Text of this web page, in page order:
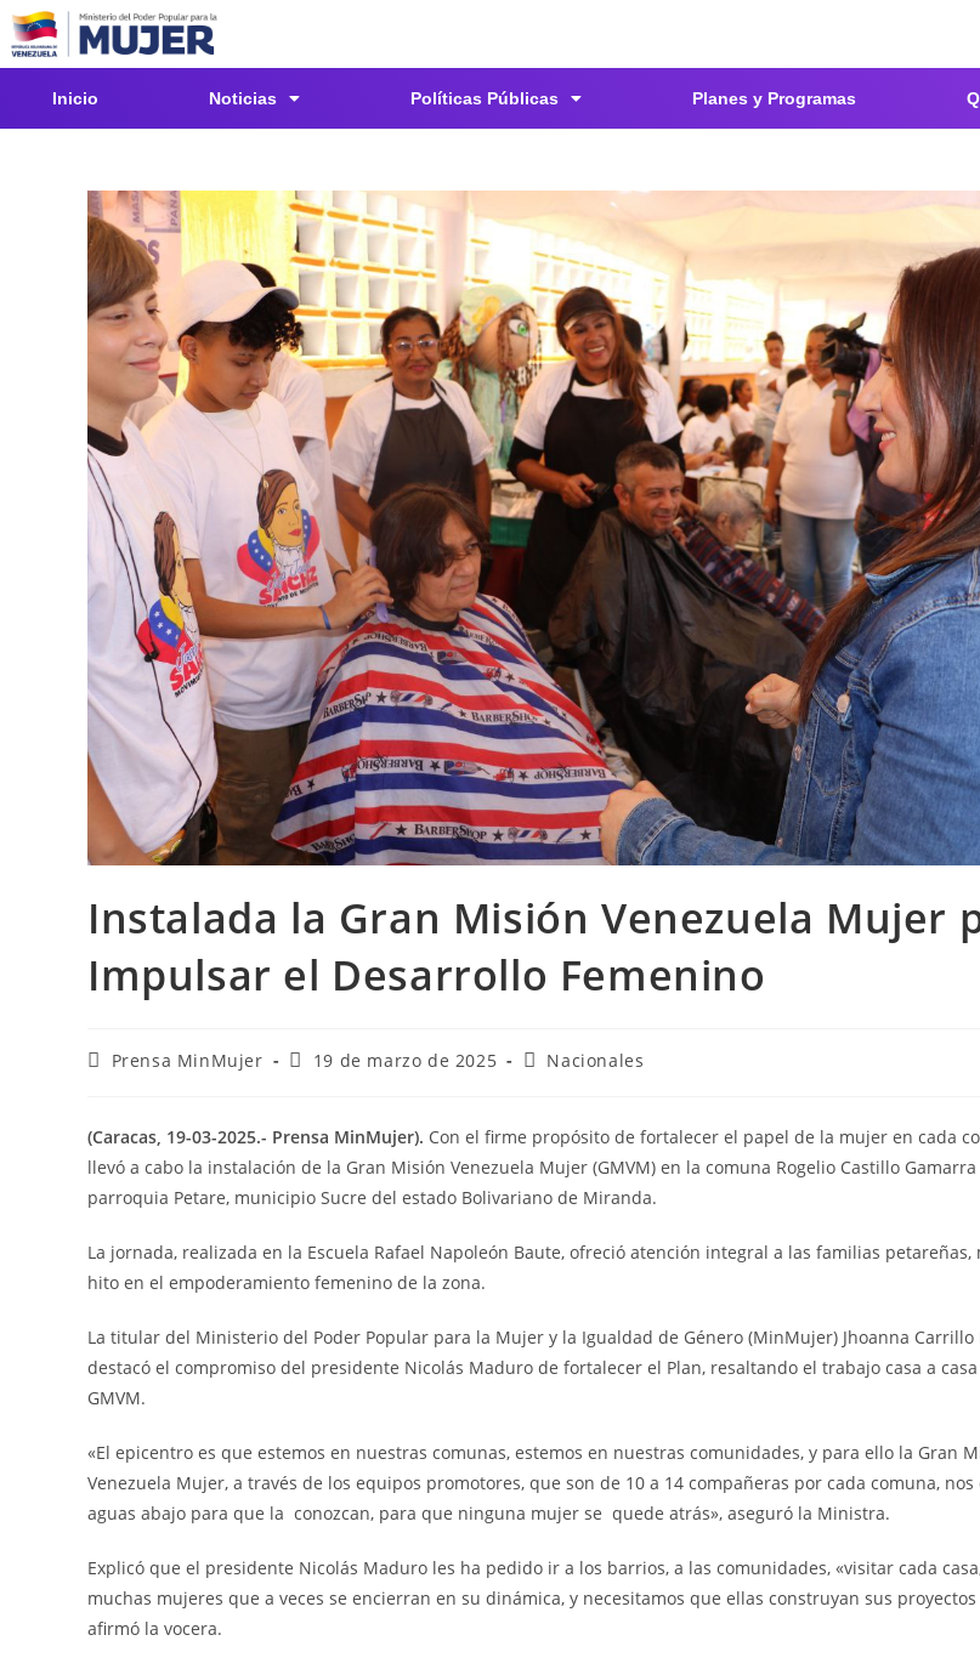
Inicio Noticias Políticas Públicas Planes y Programas
Instalada la Gran Misión Venezuela Mujer
Impulsar el Desarrollo Femenino
Prensa MinMujer 19 de marzo de 2025 Nacionales
(Caracas, 19-03-2025.- Prensa MinMujer). Con el firme propósito de fortalecer el papel de la mujer en cada
llevó a cabo la instalación de la Gran Misión Venezuela Mujer (GMVM) en la comuna Rogelio Castillo
parroquia Petare, municipio Sucre del estado Bolivariano de Miranda.
La jornada, realizada en la Escuela Rafael Napoleón Baute, ofreció atención integral a las familias petareñas,
hito en el empoderamiento femenino de la zona.
La titular del Ministerio del Poder Popular para la Mujer y la Igualdad de Género (MinMujer) Jhoanna Carrillo
destacó el compromiso del presidente Nicolás Maduro de fortalecer el Plan, resaltando el trabajo casa a
GMVM.
«El epicentro es que estemos en nuestras comunas, estemos en nuestras comunidades, y para ello la Gran
Venezuela Mujer, a través de los equipos promotores, que son de 10 a 14 compañeras por cada comuna,
aguas abajo para que la conozcan, para que ninguna mujer se quede atrás», aseguró la Ministra.
Explicó que el presidente Nicolás Maduro les ha pedido ir a los barrios, a las comunidades, «visitar cada
muchas mujeres que a veces se encierran en su dinámica, y necesitamos que ellas construyan sus proyectos
afirmó la vocera.